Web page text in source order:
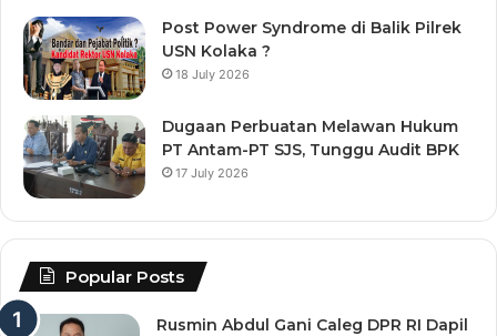
Post Power Syndrome di Balik Pilrek
USN Kolaka ?
18 July 2026
Dugaan Perbuatan Melawan Hukum
PT Antam-PT SJS, Tunggu Audit BPK
17 July 2026
Popular Posts
Rusmin Abdul Gani Caleg DPR RI Dapil